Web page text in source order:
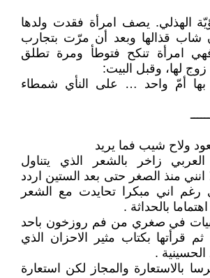
الهذلي. يصف امرأة فقدت ولدها
شاب قذالها وبعد أن مرّت بتجارب
فهي امرأة تنكح فتوطأ ومرة تطلق
زوج لها، وقبل البيت:
أمّ واحد … على النأي شمطاء
ولاح شيب فما يريد
زاخر بالشعر الذي يتناول
منذ الصغر حتى بعد الستين اردد
رغم اني مبكرا تحايدت مع الشعر
بالحداثة .
في صغري من فم روزخون باحد
ثم قرأتها بكتاب مثير الاحزان الذي
.
بالاستعارة والمجاز لكن استعارة